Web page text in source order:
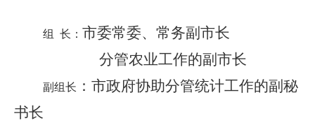
组 长 ： 市委常委、常务副市长
分管农业工作的副市长
副组长 ： 市政府协助分管统计工作的副秘
书长